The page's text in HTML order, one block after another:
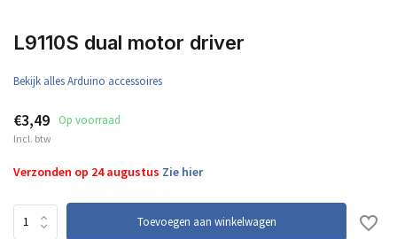
L9110S dual motor driver
Bekijk alles Arduino accessoires
€3,49 Op voorraad
Incl. btw
Verzonden op 24 augustus Zie hier
Toevoegen aan winkelwagen